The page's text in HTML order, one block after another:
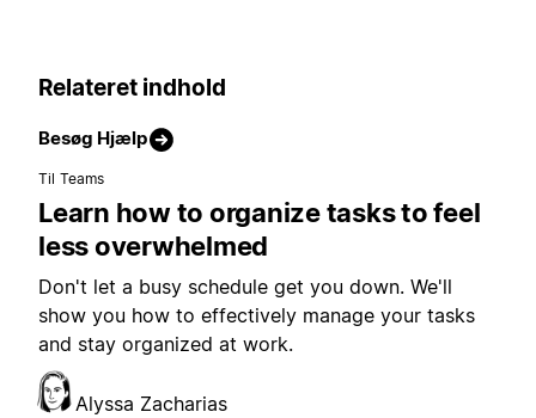
Relateret indhold
Besøg Hjælp
Til Teams
Learn how to organize tasks to feel
less overwhelmed
Don't let a busy schedule get you down. We'll
show you how to effectively manage your tasks
and stay organized at work.
Alyssa Zacharias